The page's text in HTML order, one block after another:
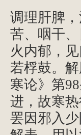
调理肝脾
苦、咽干
火内郁，
若桴鼓。
寒论》第
进，故寒
罢因邪入